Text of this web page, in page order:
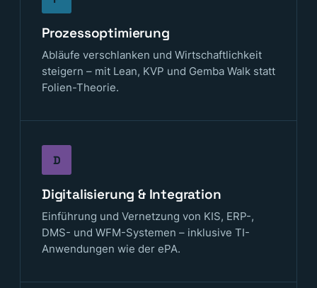
Prozessoptimierung
Abläufe verschlanken und Wirtschaftlichkeit
steigern – mit Lean, KVP und Gemba Walk statt
Folien-Theorie.
D
Digitalisierung & Integration
Einführung und Vernetzung von KIS, ERP-,
DMS- und WFM-Systemen – inklusive TI-
Anwendungen wie der ePA.